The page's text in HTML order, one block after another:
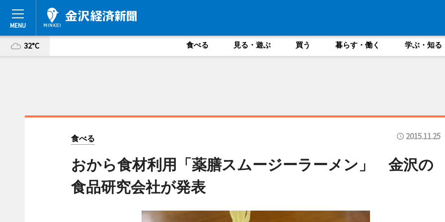
32°C 食べる 見る・遊ぶ 買う 暮らす・働く 学ぶ・知る
食べる 2015.11.25
おから食材利用「薬膳スムージーラーメン」 金沢の
食品研究会社が発表